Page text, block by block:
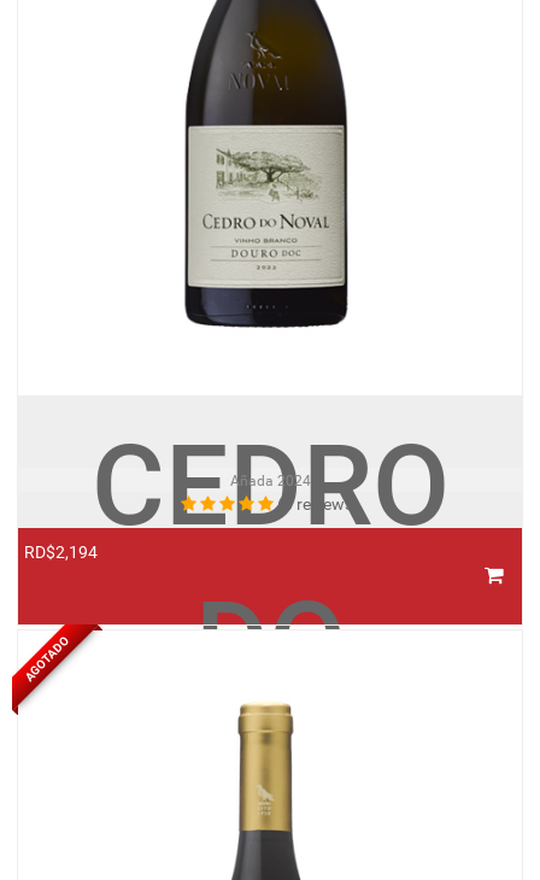
CEDRO
DO
NOVAL
Añada 2024
(0 reviews)
RD$2,194
AGOTADO